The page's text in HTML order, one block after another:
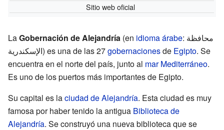
Sitio web oficial
LaGobernación de Alejandría (en idioma árabe: محافظة
الإسكندرية) es una de las 27gobernacionesde Egipto. Se
encuentra en el norte del país, junto al mar Mediterráneo.
Es uno de los puertos más importantes de Egipto.
Su capital es laciudad de Alejandría. Esta ciudad es muy
famosa por haber tenido la antigua Biblioteca de
Alejandría. Se construyó una nueva biblioteca que se